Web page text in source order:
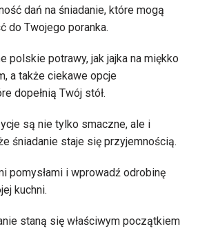
dań na śniadanie, które mogą
do Twojego poranka.
polskie potrawy, jak jajka na miękko
a także ciekawe opcje
dopełnią Twój stół.
są nie tylko smaczne, ale i
śniadanie staje się przyjemnością.
pomysłami i wprowadź odrobinę
kuchni.
staną się właściwym początkiem